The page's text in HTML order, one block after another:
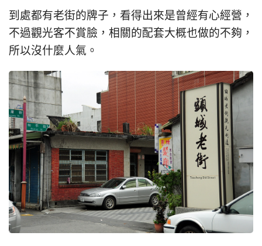
到處都有老街的牌子，看得出來是曾經有心經營，
不過觀光客不賞臉，相關的配套大概也做的不夠，
所以沒什麼人氣。